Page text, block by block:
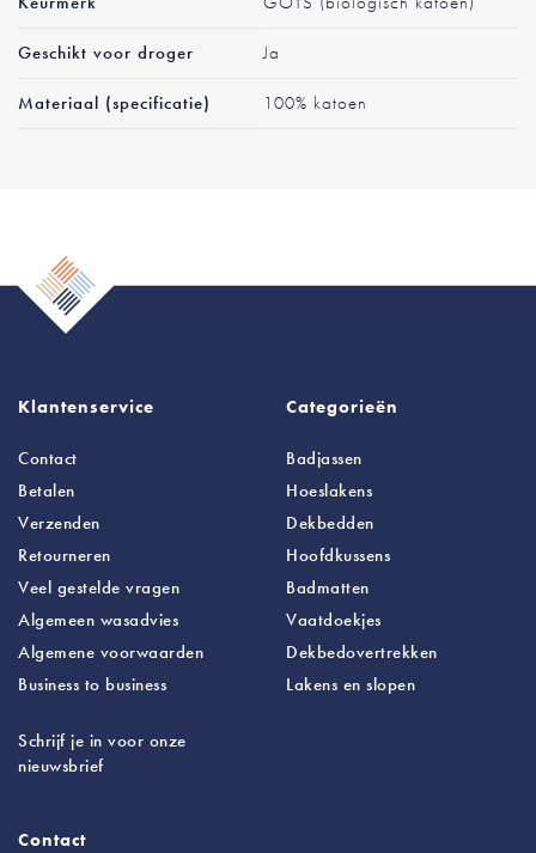
Geschikt voor droger Ja
Materiaal (specificatie) 100% katoen
Klantenservice
Contact
Betalen
Verzenden
Retourneren
Veel gestelde vragen
Algemeen wasadvies
Algemene voorwaarden
Business to business
Schrijf je in voor onze
nieuwsbrief
Categorieën
Badjassen
Hoeslakens
Dekbedden
Hoofdkussens
Badmatten
Vaatdoekjes
Dekbedovertrekken
Lakens en slopen
Contact